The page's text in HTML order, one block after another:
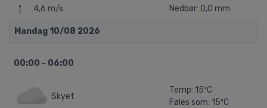
4,6 m/s Nedbør: 0,0 mm
Mandag 10/08 2026
00:00 - 06:00
Skyet
Temp: 15ºC
Føles som: 15ºC